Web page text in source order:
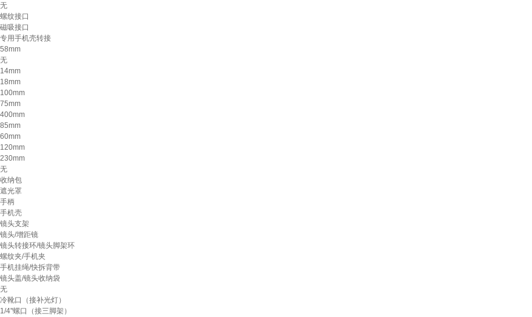
无
螺纹接口
磁吸接口
专用手机壳转接
58mm
无
14mm
18mm
100mm
75mm
400mm
85mm
60mm
120mm
230mm
无
收纳包
遮光罩
手柄
手机壳
镜头支架
镜头/增距镜
镜头转接环/镜头脚架环
螺纹夹/手机夹
手机挂绳/快拆背带
镜头盖/镜头收纳袋
无
冷靴口（接补光灯）
1/4''螺口（接三脚架）